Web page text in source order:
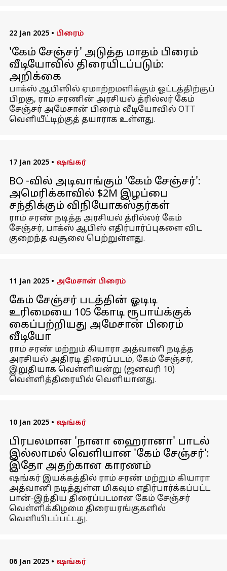
22 Jan 2025 • பிரைம்
'கேம் சேஞ்சர்' அடுத்த மாதம் பிரைம்
வீடியோவில் திரையிடப்படும்:
அறிக்கை
பாக்ஸ் ஆபிஸில் ஏமாற்றமளிக்கும் ஓட்டத்திற்குப்
பிறகு, ராம் சரணின் அரசியல் த்ரில்லர் கேம்
சேஞ்சர் அமேசான் பிரைம் வீடியோவில் OTT
வெளியீட்டிற்குத் தயாராக உள்ளது.
17 Jan 2025 • ஷங்கர்
BO -வில் அடிவாங்கும் 'கேம் சேஞ்சர்':
அமெரிக்காவில் $2M இழப்பை
சந்திக்கும் விநியோகஸ்தர்கள்
ராம் சரண் நடித்த அரசியல் த்ரில்லர் கேம்
சேஞ்சர், பாக்ஸ் ஆபிஸ் எதிர்பார்ப்புகளை விட
குறைந்த வசூலை பெற்றுள்ளது.
11 Jan 2025 • அமேசான் பிரைம்
கேம் சேஞ்சர் படத்தின் ஓடிடி
உரிமையை 105 கோடி ரூபாய்க்குக்
கைப்பற்றியது அமேசான் பிரைம்
வீடியோ
ராம் சரண் மற்றும் கியாரா அத்வானி நடித்த
அரசியல் அதிரடி திரைப்படம், கேம் சேஞ்சர்,
இறுதியாக வெள்ளியன்று (ஜனவரி 10)
வெள்ளித்திரையில் வெளியானது.
10 Jan 2025 • ஷங்கர்
பிரபலமான 'நானா ஹைரானா' பாடல்
இல்லாமல் வெளியான 'கேம் சேஞ்சர்':
இதோ அதற்கான காரணம்
ஷங்கர் இயக்கத்தில் ராம் சரண் மற்றும் கியாரா
அத்வானி நடித்துள்ள மிகவும் எதிர்பார்க்கப்பட்ட
பான்-இந்திய திரைப்படமான கேம் சேஞ்சர்
வெள்ளிக்கிழமை திரையரங்குகளில்
வெளியிடப்பட்டது.
06 Jan 2025 • ஷங்கர்